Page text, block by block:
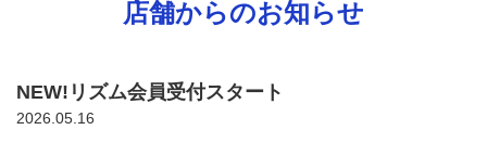
店舗からのお知らせ
NEW!リズム会員受付スタート
2026.05.16